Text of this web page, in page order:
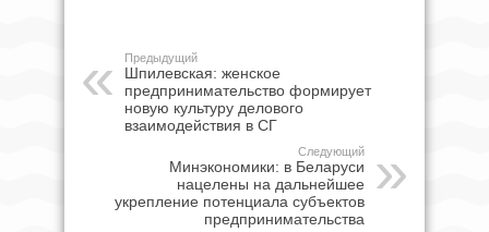
Предыдущий
Шпилевская: женское
предпринимательство формирует
новую культуру делового
взаимодействия в СГ
Следующий
Минэкономики: в Беларуси
нацелены на дальнейшее
укрепление потенциала субъектов
предпринимательства